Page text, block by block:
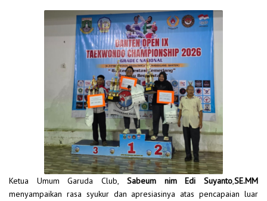
Ketua Umum Garuda Club, Sabeum nim Edi Suyanto,SE.MM
menyampaikan rasa syukur dan apresiasinya atas pencapaian luar